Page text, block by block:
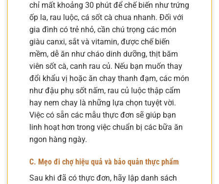
chỉ mất khoảng 30 phút để chế biến như trứng
ốp la, rau luộc, cá sốt cà chua nhanh. Đối với
gia đình có trẻ nhỏ, cần chú trọng các món
giàu canxi, sắt và vitamin, được chế biến
mềm, dễ ăn như cháo dinh dưỡng, thịt băm
viên sốt cà, canh rau củ. Nếu bạn muốn thay
đổi khẩu vị hoặc ăn chay thanh đạm, các món
như đậu phụ sốt nấm, rau củ luộc thập cẩm
hay nem chay là những lựa chọn tuyệt vời.
Việc có sẵn các mẫu thực đơn sẽ giúp bạn
linh hoạt hơn trong việc chuẩn bị các bữa ăn
ngon hàng ngày.
C. Mẹo đi chợ hiệu quả và bảo quản thực phẩm
Sau khi đã có thực đơn, hãy lập danh sách